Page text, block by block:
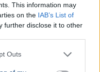
This information may
on the IAB’s List of
further disclose it to other
Outs